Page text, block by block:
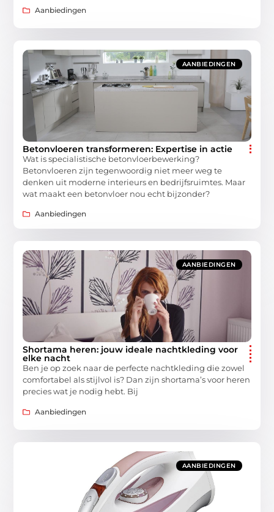
Aanbiedingen
AANBIEDINGEN
Betonvloeren transformeren: Expertise in actie
Wat is specialistische betonvloerbewerking?
Betonvloeren zijn tegenwoordig niet meer weg te
denken uit moderne interieurs en bedrijfsruimtes. Maar
wat maakt een betonvloer nou echt bijzonder?
Aanbiedingen
AANBIEDINGEN
Shortama heren: jouw ideale nachtkleding voor
elke nacht
Ben je op zoek naar de perfecte nachtkleding die zowel
comfortabel als stijlvol is? Dan zijn shortama’s voor heren
precies wat je nodig hebt. Bij
Aanbiedingen
AANBIEDINGEN